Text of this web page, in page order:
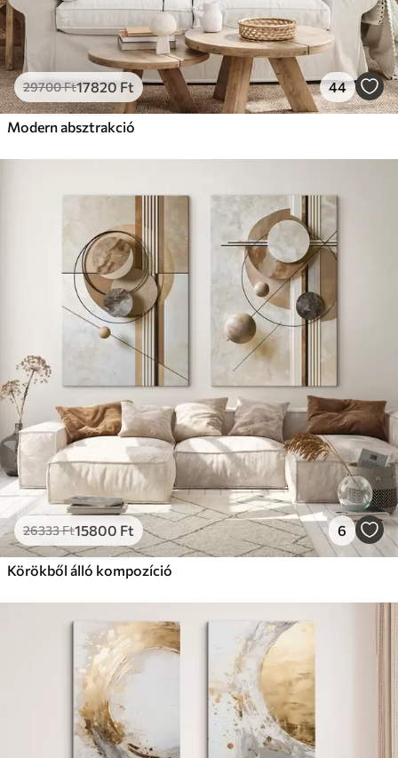
29700Ft17820 Ft 44
Modern absztrakció
26333Ft15800 Ft 6
Körökből álló kompozíció